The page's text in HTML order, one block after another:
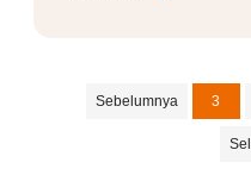
Sebelumnya 3